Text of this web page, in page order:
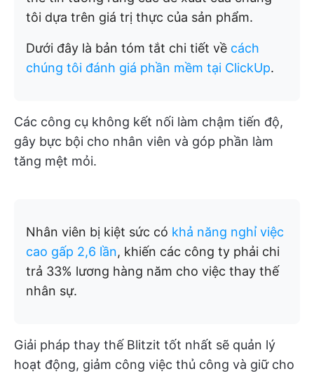
tôi dựa trên giá trị thực của sản phẩm.
Dưới đây là bản tóm tắt chi tiết về cách
chúng tôi đánh giá phần mềm tại ClickUp.
Các công cụ không kết nối làm chậm tiến độ,
gây bực bội cho nhân viên và góp phần làm
tăng mệt mỏi.
Nhân viên bị kiệt sức có khả năng nghỉ việc
cao gấp 2,6 lần, khiến các công ty phải chi
trả 33% lương hàng năm cho việc thay thế
nhân sự.
Giải pháp thay thế Blitzit tốt nhất sẽ quản lý
hoạt động, giảm công việc thủ công và giữ cho